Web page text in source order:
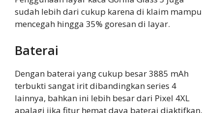
sudah lebih dari cukup karena di klaim mampu
mencegah hingga 35% goresan di layar.
Baterai
Dengan baterai yang cukup besar 3885 mAh
terbukti sangat irit dibandingkan series 4
lainnya, bahkan ini lebih besar dari Pixel 4XL
apalagi jika fitur hemat daya baterai diaktifkan,